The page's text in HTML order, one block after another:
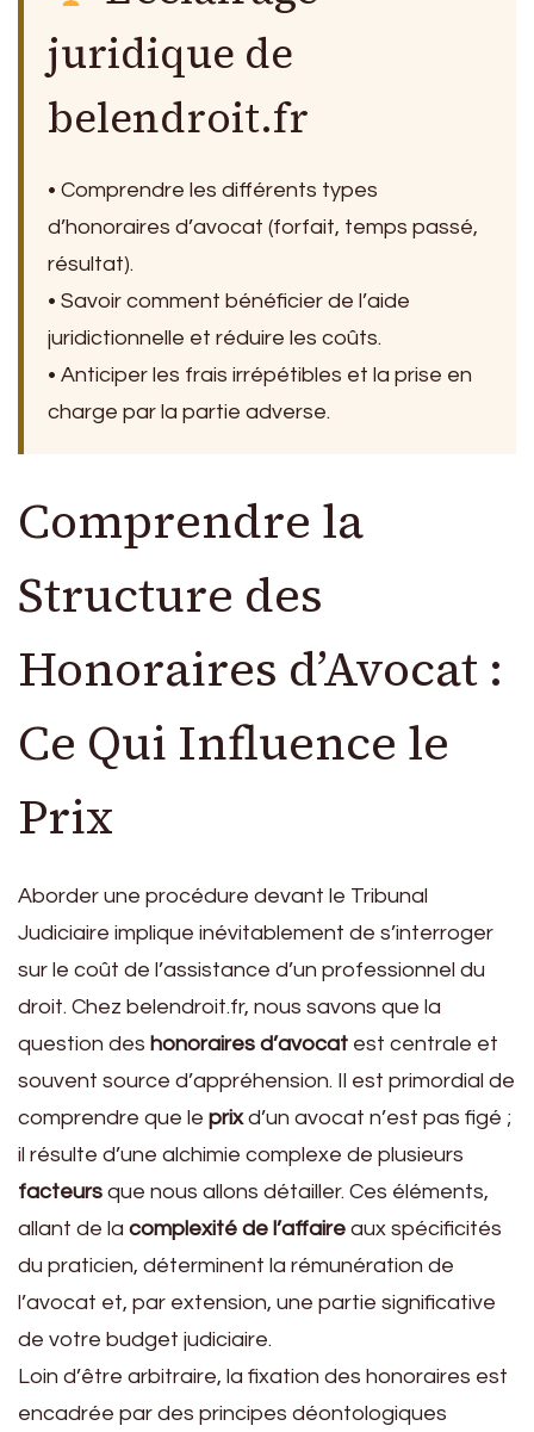
juridique de
belendroit.fr
• Comprendre les différents types
d’honoraires d’avocat (forfait, temps passé,
résultat).
• Savoir comment bénéficier de l’aide
juridictionnelle et réduire les coûts.
• Anticiper les frais irrépétibles et la prise en
charge par la partie adverse.
Comprendre la
Structure des
Honoraires d’Avocat :
Ce Qui Influence le
Prix
Aborder une procédure devant le Tribunal
Judiciaire implique inévitablement de s’interroger
sur le coût de l’assistance d’un professionnel du
droit. Chez belendroit.fr, nous savons que la
question des honoraires d’avocat est centrale et
souvent source d’appréhension. Il est primordial de
comprendre que le prixd’un avocat n’est pas figé ;
il résulte d’une alchimie complexe de plusieurs
facteurs que nous allons détailler. Ces éléments,
allant de la complexité de l’affaire aux spécificités
du praticien, déterminent la rémunération de
l’avocat et, par extension, une partie significative
de votre budget judiciaire.
Loin d’être arbitraire, la fixation des honoraires est
encadrée par des principes déontologiques